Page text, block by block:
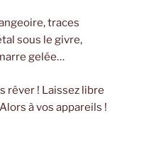
traces
sous le givre,
gelée…
rêver ! Laissez libre
à vos appareils !